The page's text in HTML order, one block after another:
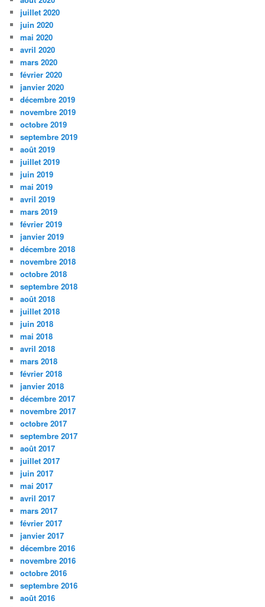
juillet 2020
juin 2020
mai 2020
avril 2020
mars 2020
février 2020
janvier 2020
décembre 2019
novembre 2019
octobre 2019
septembre 2019
août 2019
juillet 2019
juin 2019
mai 2019
avril 2019
mars 2019
février 2019
janvier 2019
décembre 2018
novembre 2018
octobre 2018
septembre 2018
août 2018
juillet 2018
juin 2018
mai 2018
avril 2018
mars 2018
février 2018
janvier 2018
décembre 2017
novembre 2017
octobre 2017
septembre 2017
août 2017
juillet 2017
juin 2017
mai 2017
avril 2017
mars 2017
février 2017
janvier 2017
décembre 2016
novembre 2016
octobre 2016
septembre 2016
août 2016